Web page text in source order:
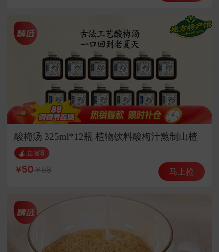
酸梅汤 325ml*12瓶 植物饮料酸梅汁熬制山楂
乌梅汁饮品
立省8
50 58 马上抢